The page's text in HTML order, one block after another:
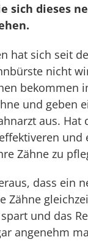
sich dieses
hat sich seit
nicht
bekommen
und geben
aus. Hat
und
Zähne zu
dass ein
Zähne
und das
angenehm